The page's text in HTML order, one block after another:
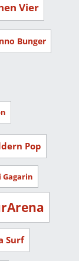
Vier
Bunger
Pop
Gagarin
Surf